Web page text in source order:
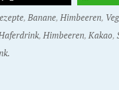
, Banane, Himbeeren,
, Himbeeren, Kakao,